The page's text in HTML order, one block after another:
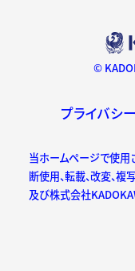
©
プライバシ
当ホームページで使用
断使用、転載、改変、
及び株式会社